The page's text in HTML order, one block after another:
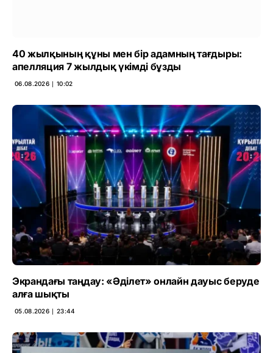
40 жылқының құны мен бір адамның тағдыры:
апелляция 7 жылдық үкімді бұзды
06.08.2026 ∣ 10:02
Экрандағы таңдау: «Әділет» онлайн дауыс беруде
алға шықты
05.08.2026 ∣ 23:44